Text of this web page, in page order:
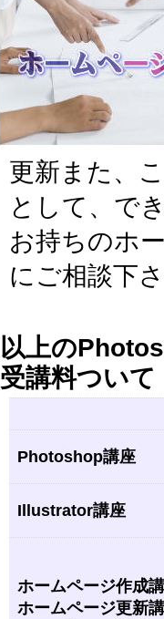
更新また、
として、で
お持ちのホ
にご相談下
以上の
受講料ついて
Photoshop講座
Illustrator講座
ホームページ作成
ホームページ更新